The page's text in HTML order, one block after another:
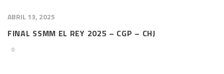
ABRIL 13, 2025
FINAL SSMM EL REY 2025 – CGP – CHJ
0